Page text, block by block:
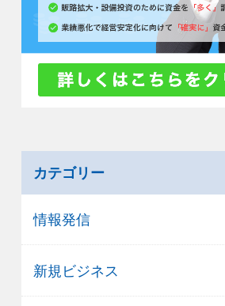
カテゴリー
情報発信
新規ビジネス